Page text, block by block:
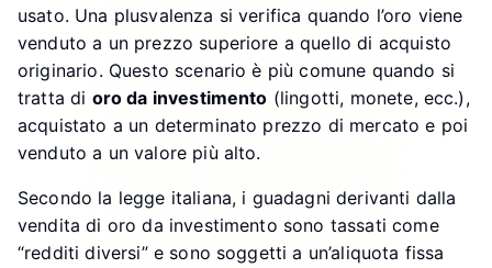
usato. Una plusvalenza si verifica quando l’oro viene
venduto a un prezzo superiore a quello di acquisto
originario. Questo scenario è più comune quando si
tratta di oro da investimento (lingotti, monete, ecc.),
acquistato a un determinato prezzo di mercato e poi
venduto a un valore più alto.
Secondo la legge italiana, i guadagni derivanti dalla
vendita di oro da investimento sono tassati come
“redditi diversi” e sono soggetti a un’aliquota fissa